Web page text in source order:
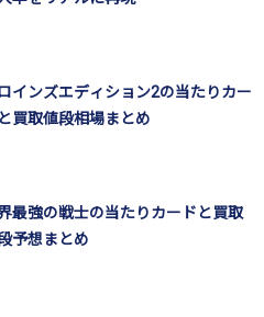
インズエディション2の当たりカー
買取値段相場まとめ
最強の戦士の当たりカードと買取
予想まとめ